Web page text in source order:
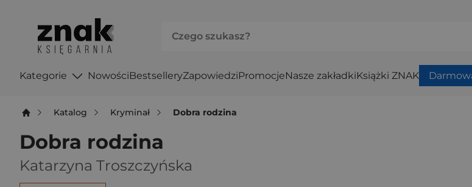
Kategorie NowościBestselleryZapowiedziPromocjeNasze zakładkiKsiążki ZNAK
Katalog Kryminał Dobra rodzina
Dobra rodzina
Katarzyna Troszczyńska